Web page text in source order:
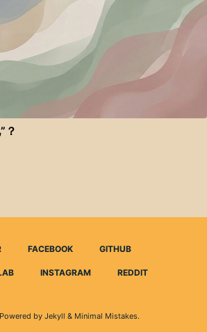
？
FACEBOOK GITHUB
INSTAGRAM REDDIT
by Jekyll & Minimal Mistakes.